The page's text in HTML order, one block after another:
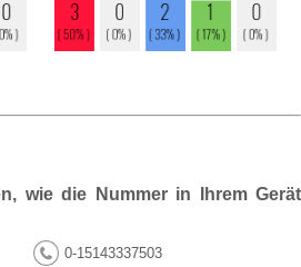
wie die Nummer in Ihrem Gerät
0-15143337503